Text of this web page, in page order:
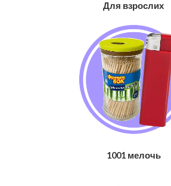
Для взрослих
1001 мелочь